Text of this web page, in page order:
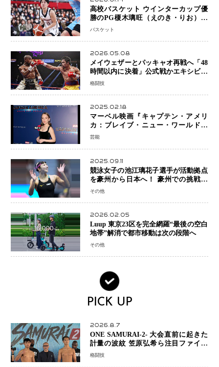
高校バスケット ウインターカップ優
勝のPG榎木璃旺（えのき・りお）が
プロの現場へ―。
バスケット
2026.05.08
メイウェザーとパッキャオ再戦へ「48
時間以内に決着」公式戦かエキシビシ
ョンか混迷続く
格闘技
2025.02.18
マーベル映画『キャプテン・アメリ
カ：ブレイブ・ニュー・ワールド』
新ブラック・ウィドウ役のシラ・ハー
芸能
2025.09.11
競泳女子の池江璃花子選手が活動拠点
を豪州から日本へ！ 豪州での挑戦を
糧に、28年ロサンゼルス五輪へ再始動
その他
2026.02.05
Luup 東京23区を完全網羅“最後の空白
地帯”解消で都市移動は次の段階へ
その他
PICK UP
2026.8.7
ONE SAMURAI-2- 大会直前に起きた
計量の波紋 笠原弘希ら注目ファイタ
ーは契約体重で決戦へ、山本歩夢と平
格闘技